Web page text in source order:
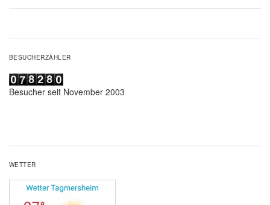
BESUCHERZÄHLER
Besucher seit November 2003
WETTER